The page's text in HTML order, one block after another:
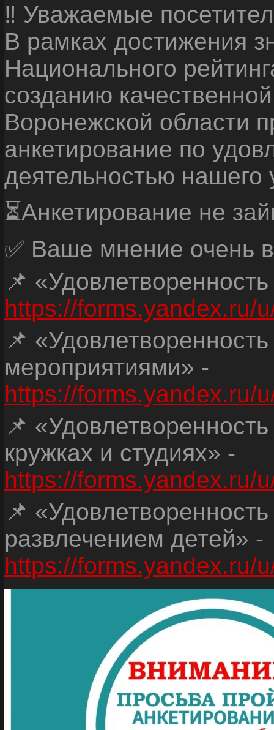
‼ Уважаемые
В рамках достижения
Национального
созданию
Воронежской области
анкетирование по
деятельностью нашего
⏳Анкетирование не
✅ Ваше мнение очень
📌
https://forms.yandex.ru/
📌
мероприятиями» -
https://forms.yandex.ru/
📌
кружках и студиях» -
https://forms.yandex.ru/
📌
развлечением детей» -
https://forms.yandex.ru/